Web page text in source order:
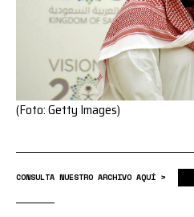
(Foto: Getty Images)
CONSULTA NUESTRO ARCHIVO AQUÍ >